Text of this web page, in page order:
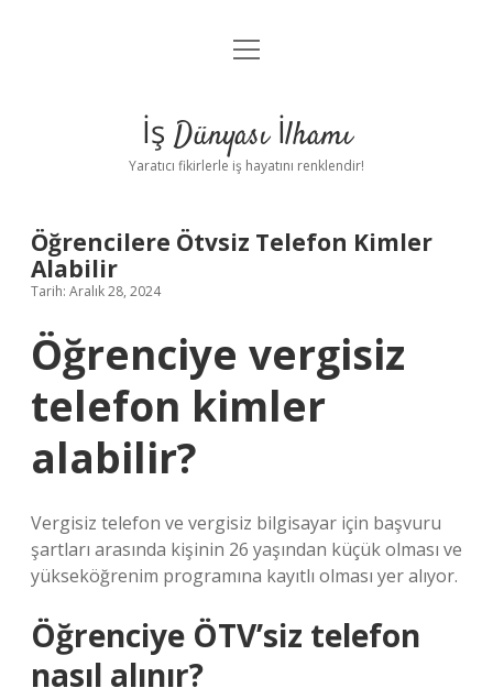
Anasayfa
Yasal Uyarı
menüyü
İş Dünyası İlhamı
Yaratıcı fikirlerle iş hayatını renklendir!
Öğrencilere Ötvsiz Telefon Kimler
Alabilir
Tarih: Aralık 28, 2024
Öğrenciye vergisiz
telefon kimler
alabilir?
Vergisiz telefon ve vergisiz bilgisayar için başvuru
şartları arasında kişinin 26 yaşından küçük olması ve
yükseköğrenim programına kayıtlı olması yer alıyor.
Öğrenciye ÖTV’siz telefon
nasıl alınır?